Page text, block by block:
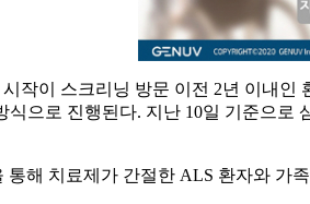
작이 스크리닝 방문 이전 2년 이내
식으로 진행된다. 지난 10일 기준으
통해 치료제가 간절한 ALS 환자와 가